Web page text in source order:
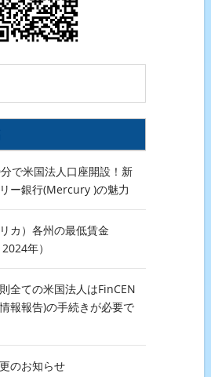
で米国法人口座開設！新
ー銀行(Mercury )の魅力
カ）各州の最低賃金
年）
則全ての米国法人はFinCEN
報報告)の手続きが必要で
のお知らせ